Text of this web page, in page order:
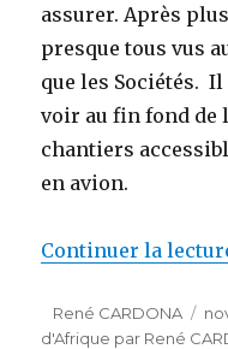
assurer. Après
presque tous vus
que les Sociétés.
voir au fin fond de
chantiers
en avion.
Continuer la
Auteur
René CARDONA
le
d'Afrique par René